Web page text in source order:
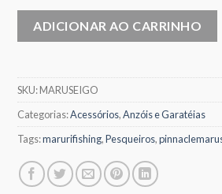
ADICIONAR AO CARRINHO
SKU:MARUSEIGO
Categorias:Acessórios,Anzóis e Garatéias
Tags:marurifishing,Pesqueiros,